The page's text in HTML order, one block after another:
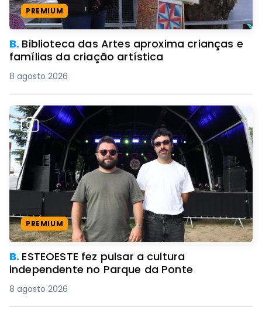
PREMIUM
B. Biblioteca das Artes aproxima crianças e
famílias da criação artística
8 agosto 2026
PREMIUM
B. ESTEOESTE fez pulsar a cultura
independente no Parque da Ponte
8 agosto 2026